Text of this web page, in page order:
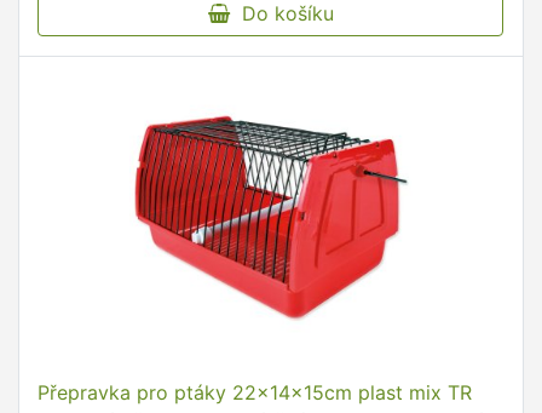
Do košíku
Přepravka pro ptáky 22x14x15cm plast mix TR